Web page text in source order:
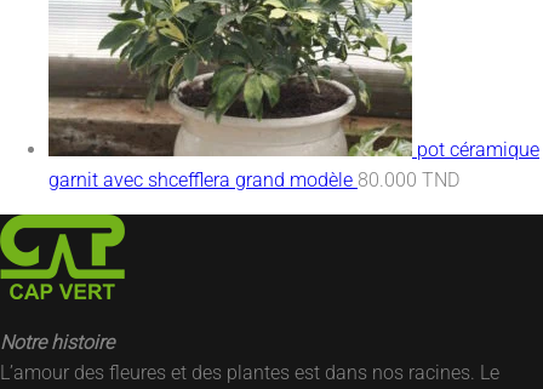
pot céramique
garnit avec shcefflera grand modèle 80.000 TND
Notre histoire
L’amour des fleures et des plantes est dans nos racines. Le